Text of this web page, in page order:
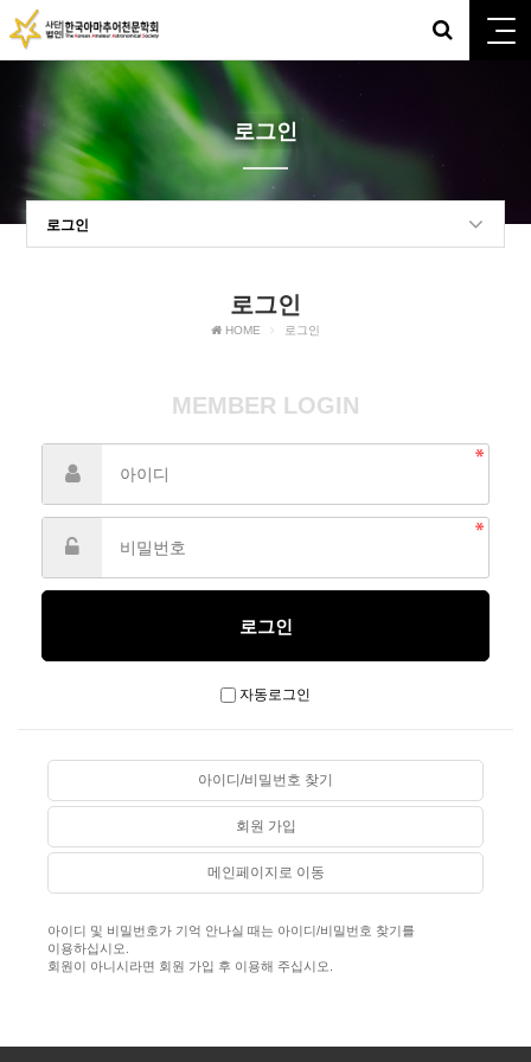
로그인
로그인
로그인
HOME 로그인
MEMBER LOGIN
자동로그인
아이디/비밀번호 찾기
회원 가입
메인페이지로 이동
아이디 및 비밀번호가 기억 안나실 때는 아이디/비밀번호 찾기를
이용하십시오.
회원이 아니시라면 회원 가입 후 이용해 주십시오.